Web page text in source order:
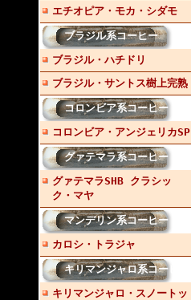
エチオピア・モカ・シダモ
ブラジル系コーヒー
ブラジル・ハチドリ
ブラジル・サントス樹上完熟
コロンビア系コーヒー
コロンビア・アンジェリカSP
グァテマラ系コーヒー
グァテマラSHB クラシッ
ク・マヤ
マンデリン系コーヒー
カロシ・トラジャ
キリマンジャロ系コーヒー
キリマンジャロ・スノートッ